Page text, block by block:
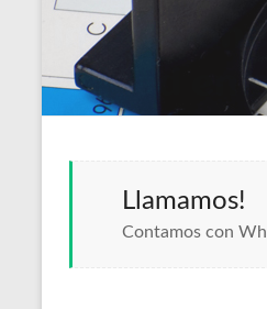
Llamamos!
Contamos con